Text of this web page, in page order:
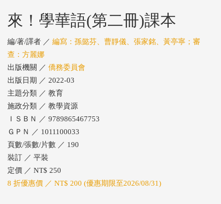
來！學華語(第二冊)課本
編/著/譯者 ／ 編寫：孫懿芬、曹靜儀、張家銘、黃亭寧；審
查：方麗娜
出版機關 ／ 僑務委員會
出版日期 ／ 2022-03
主題分類 ／ 教育
施政分類 ／ 教學資源
ＩＳＢＮ ／ 9789865467753
ＧＰＮ ／ 1011100033
頁數/張數/片數 ／ 190
裝訂 ／ 平裝
定價 ／ NT$ 250
8 折優惠價 ／ NT$ 200 (優惠期限至2026/08/31)